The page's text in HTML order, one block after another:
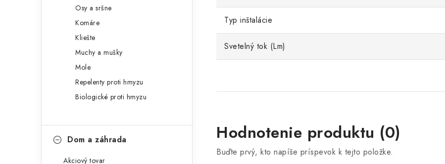
Osy a sršne
Komáre
Kliešte
Muchy a mušky
Mole
Repelenty proti hmyzu
Biologické proti hmyzu
Dom a záhrada
Akciový tovar
Typ inštalácie
Svetelný tok (Lm)
Hodnotenie produktu (0)
Buďte prvý, kto napíše príspevok k tejto položke.